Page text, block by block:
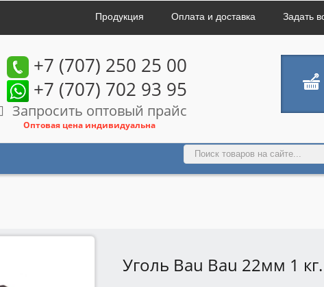
Продукция Оплата и доставка Задать
+7 (707) 250 25 00
+7 (707) 702 93 95
Запросить оптовый прайс
Оптовая цена индивидуальна
Уголь Bau Bau 22мм 1 кг.